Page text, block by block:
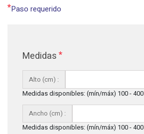
*Paso requerido
Medidas *
Alto (cm) :
Medidas disponibles: (mín/máx) 100 - 400
Ancho (cm) :
Medidas disponibles: (mín/máx) 100 - 400